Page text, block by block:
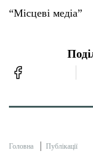
“Місцеві медіа”
Головна Публікації